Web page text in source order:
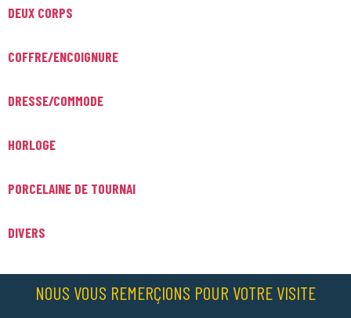
DEUX CORPS
COFFRE/ENCOIGNURE
DRESSE/COMMODE
HORLOGE
PORCELAINE DE TOURNAI
DIVERS
NOUS VOUS REMERÇIONS POUR VOTRE VISITE